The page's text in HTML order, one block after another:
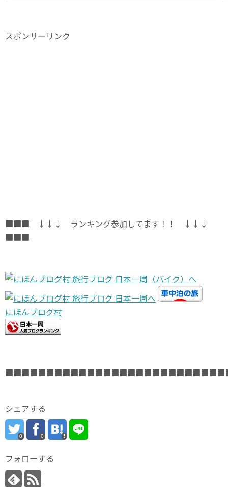
スポンサーリンク
■■■ ↓↓↓ ランキング参加してます！！ ↓↓↓
■■■
にほんブログ村
シェアする
0 0
フォローする